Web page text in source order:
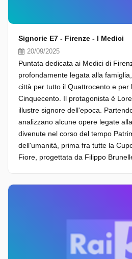
Signorie E7 - Firenze - I Medici
20/09/2025
Puntata dedicata ai Medici di
profondamente legata alla
città per tutto il Quattrocento e per
Cinquecento. Il protagonista è
illustre signore dell'epoca.
analizzano alcune opere legate
divenute nel corso del tempo
dell'umanità, prima fra tutte la
Fiore, progettata da Filippo